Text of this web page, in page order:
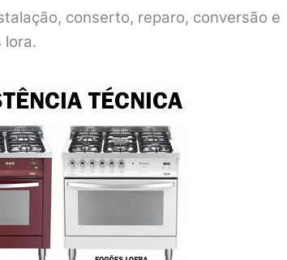
conserto, reparo, conversão e
lora.